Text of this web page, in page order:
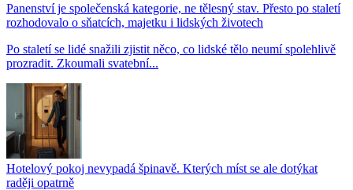
Panenství je společenská kategorie, ne tělesný stav. Přesto po staletí
rozhodovalo o sňatcích, majetku i lidských životech
Po staletí se lidé snažili zjistit něco, co lidské tělo neumí spolehlivě
prozradit. Zkoumali svatební...
Hotelový pokoj nevypadá špinavě. Kterých míst se ale dotýkat
raději opatrně